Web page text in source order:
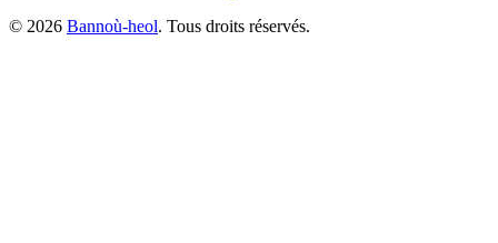
© 2026 Bannoù-heol. Tous droits réservés.